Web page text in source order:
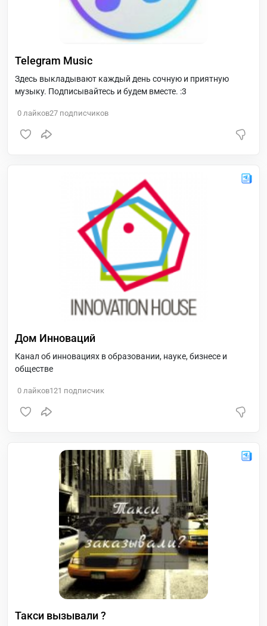
Telegram Music
Здесь выкладывают каждый день сочную и приятную
музыку. Подписывайтесь и будем вместе. :3
0 лайков27 подписчиков
Дом Инноваций
Канал об инновациях в образовании, науке, бизнесе и
обществе
0 лайков121 подписчик
Такси вызывали ?